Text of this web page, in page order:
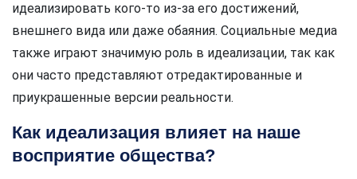
идеализировать кого-то из-за его достижений,
внешнего вида или даже обаяния. Социальные медиа
также играют значимую роль в идеализации, так как
они часто представляют отредактированные и
приукрашенные версии реальности.
Как идеализация влияет на наше
восприятие общества?